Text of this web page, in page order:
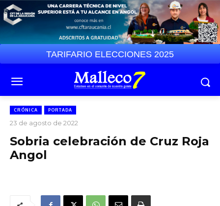
TARIFARIO ELECCIONES 2025
CRÓNICA PORTADA
23 de agosto de 2022
Sobria celebración de Cruz Roja
Angol